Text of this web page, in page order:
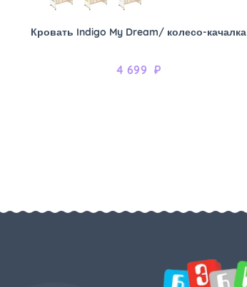
Кровать Indigo My Dream/ колесо-качалка
4 699 ₽